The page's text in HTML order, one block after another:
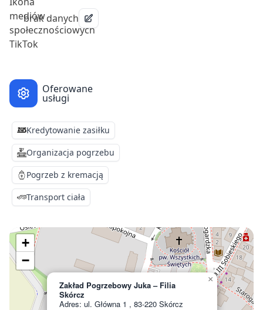
brak danych
Oferowane
usługi
Kredytowanie zasiłku
Organizacja pogrzebu
Pogrzeb z kremacją
Transport ciała
Zakład Pogrzebowy Juka – Filia
Skórcz
Adres: ul. Główna 1 , 83-220 Skórcz
×
+
−